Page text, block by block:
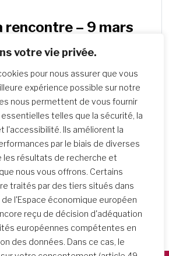
votre vie privée.
pour nous assurer que vous
expérience possible sur notre
nous permettent de vous fournir
telles que la sécurité, la
l'accessibilité. Ils améliorent la
par le biais de diverses
résultats de recherche et
nous vous offrons. Certains
traités par des tiers situés dans
l'Espace économique européen
reçu de décision d'adéquation
européennes compétentes en
des données. Dans ce cas, le
rencontre – 9 mars
globales entre nous,
Tentes de…